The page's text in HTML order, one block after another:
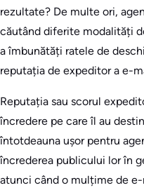
rezultate? De multe ori,
căutând diferite modalități
a îmbunătăți ratele de
reputația de expeditor a e-
Reputația sau scorul
încredere pe care îl au
întotdeauna ușor pentru
încrederea publicului lor în
atunci când o mulțime de